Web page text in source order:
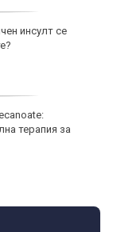
63 m2
109000 EUR
Варна, Хеи,